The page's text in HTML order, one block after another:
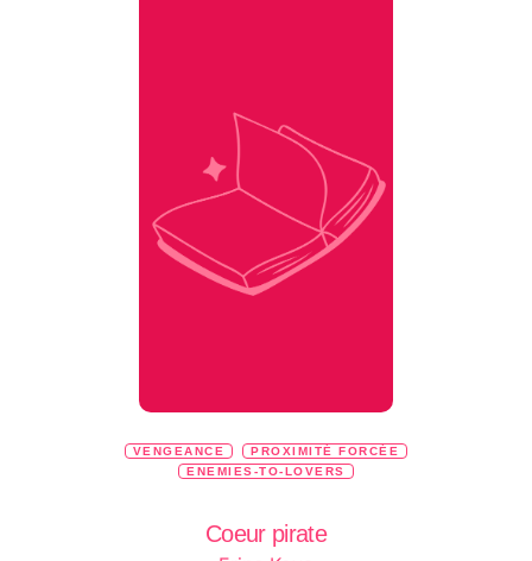
VENGEANCE
PROXIMITÉ FORCÉE
ENEMIES-TO-LOVERS
Coeur pirate